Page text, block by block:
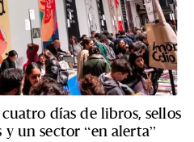
días de libros, sellos
un sector “en alerta”